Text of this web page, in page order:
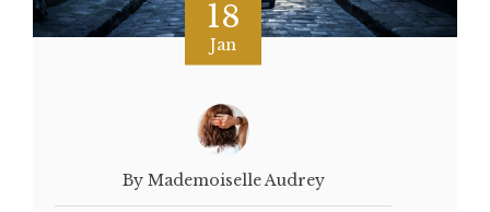
18
Jan
By Mademoiselle Audrey